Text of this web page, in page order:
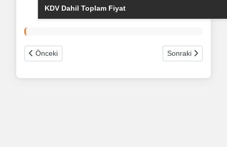
KDV Dahil Toplam Fiyat
Önceki makale: excel veri çekme
Önceki Sonraki makale:
Sonraki